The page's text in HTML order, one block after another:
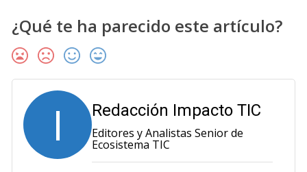
¿Qué te ha parecido este artículo?
I Redacción Impacto TIC
Editores y Analistas Senior de
Ecosistema TIC